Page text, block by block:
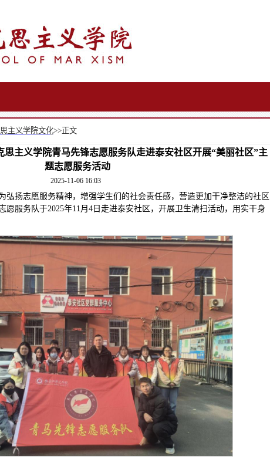
主义学院文化>>正文
思主义学院青马先锋志愿服务队走进泰安社区开展“美丽社区”主
题志愿服务活动
2025-11-06 16:03
弘扬志愿服务精神，增强学生们的社会责任感，营造更加干净整洁的社区
愿服务队于2025年11月4日走进泰安社区，开展卫生清扫活动，用实干身